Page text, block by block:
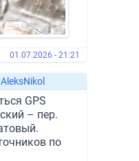
01.07.2026 - 21:21
GPS
– пер.
по